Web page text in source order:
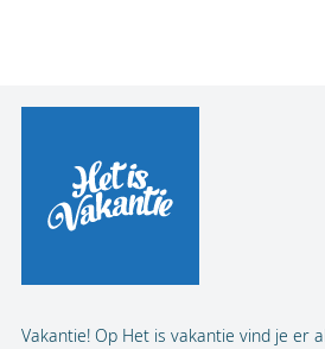
Vakantie! Op Het is vakantie vind je er